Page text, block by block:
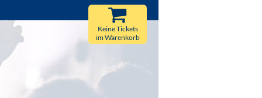
Keine Tickets
im Warenkorb